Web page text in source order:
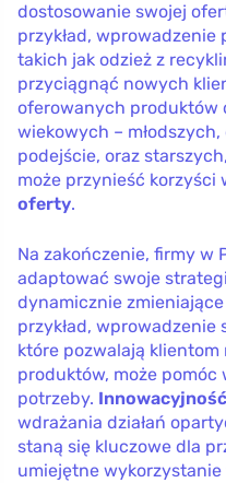
dostosowanie swojej
przykład,
takich jak odzież z
przyciągnąć nowych
oferowanych produktów
wiekowych –
podejście, oraz
może przynieść korzyści
oferty.
Na zakończenie, firmy w
adaptować swoje
dynamicznie
przykład,
które pozwalają
produktów, może pomóc
potrzeby. Innowacyjność
wdrażania działań
staną się kluczowe dla
umiejętne